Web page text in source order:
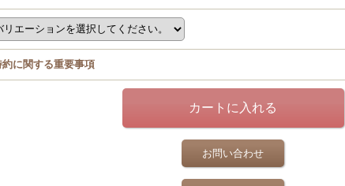
約に関する重要事項
お問い合わせ